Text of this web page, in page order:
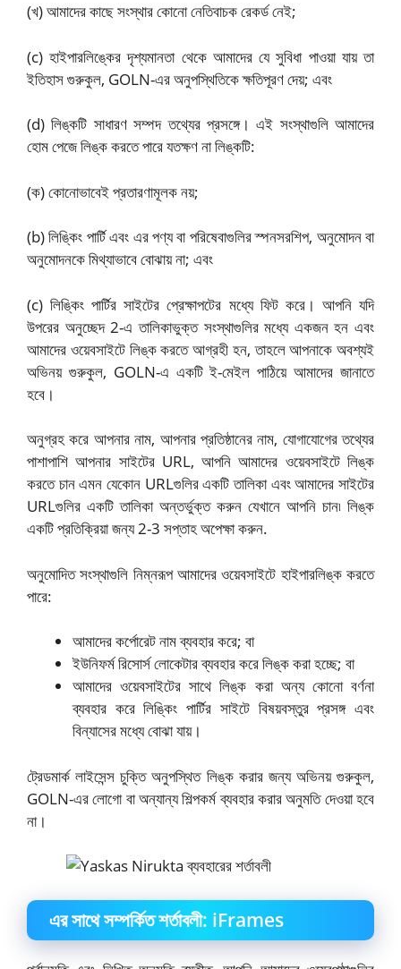
(খ) আমাদের কাছে সংস্থার কোনো নেতিবাচক রেকর্ড নেই;
(c) হাইপারলিঙ্কের দৃশ্যমানতা থেকে আমাদের যে সুবিধা পাওয়া যায় তা
ইতিহাস গুরুকুল, GOLN-এর অনুপস্থিতিকে ক্ষতিপূরণ দেয়; এবং
(d) লিঙ্কটি সাধারণ সম্পদ তথ্যের প্রসঙ্গে। এই সংস্থাগুলি আমাদের
হোম পেজে লিঙ্ক করতে পারে যতক্ষণ না লিঙ্কটি:
(ক) কোনোভাবেই প্রতারণামূলক নয়;
(b) লিঙ্কিং পার্টি এবং এর পণ্য বা পরিষেবাগুলির স্পনসরশিপ, অনুমোদন বা
অনুমোদনকে মিথ্যাভাবে বোঝায় না; এবং
(c) লিঙ্কিং পার্টির সাইটের প্রেক্ষাপটের মধ্যে ফিট করে। আপনি যদি
উপরের অনুচ্ছেদ 2-এ তালিকাভুক্ত সংস্থাগুলির মধ্যে একজন হন এবং
আমাদের ওয়েবসাইটে লিঙ্ক করতে আগ্রহী হন, তাহলে আপনাকে অবশ্যই
অভিনয় গুরুকুল, GOLN-এ একটি ই-মেইল পাঠিয়ে আমাদের জানাতে
হবে।
অনুগ্রহ করে আপনার নাম, আপনার প্রতিষ্ঠানের নাম, যোগাযোগের তথ্যের
পাশাপাশি আপনার সাইটের URL, আপনি আমাদের ওয়েবসাইটে লিঙ্ক
করতে চান এমন যেকোন URLগুলির একটি তালিকা এবং আমাদের সাইটের
URLগুলির একটি তালিকা অন্তর্ভুক্ত করুন যেখানে আপনি চান৷ লিঙ্ক
একটি প্রতিক্রিয়া জন্য 2-3 সপ্তাহ অপেক্ষা করুন.
অনুমোদিত সংস্থাগুলি নিম্নরূপ আমাদের ওয়েবসাইটে হাইপারলিঙ্ক করতে
পারে:
আমাদের কর্পোরেট নাম ব্যবহার করে; বা
ইউনিফর্ম রিসোর্স লোকেটার ব্যবহার করে লিঙ্ক করা হচ্ছে; বা
আমাদের ওয়েবসাইটের সাথে লিঙ্ক করা অন্য কোনো বর্ণনা
ব্যবহার করে লিঙ্কিং পার্টির সাইটে বিষয়বস্তুর প্রসঙ্গ এবং
বিন্যাসের মধ্যে বোঝা যায়।
ট্রেডমার্ক লাইসেন্স চুক্তি অনুপস্থিত লিঙ্ক করার জন্য অভিনয় গুরুকুল,
GOLN-এর লোগো বা অন্যান্য শিল্পকর্ম ব্যবহার করার অনুমতি দেওয়া হবে
না।
এর সাথে সম্পর্কিত শর্তাবলী: iFrames